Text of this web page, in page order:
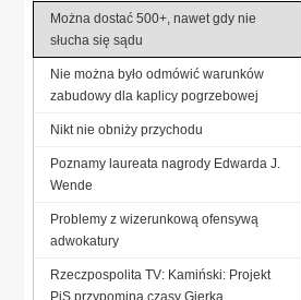
Można dostać 500+, nawet gdy nie
słucha się sądu
Nie można było odmówić warunków
zabudowy dla kaplicy pogrzebowej
Nikt nie obniży przychodu
Poznamy laureata nagrody Edwarda J.
Wende
Problemy z wizerunkową ofensywą
adwokatury
Rzeczpospolita TV: Kamiński: Projekt
PiS przypomina czasy Gierka